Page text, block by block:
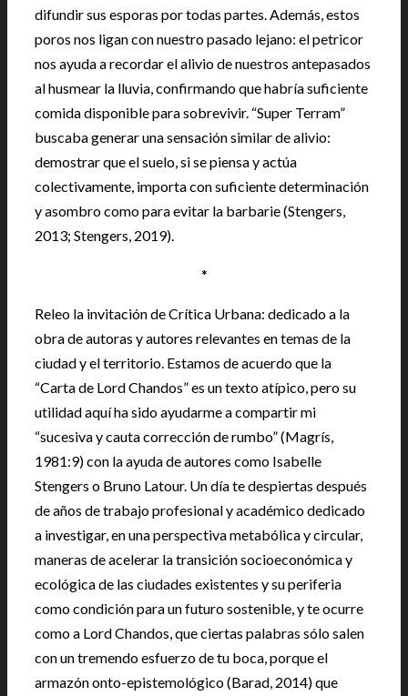
difundir sus esporas por todas partes. Además, estos
poros nos ligan con nuestro pasado lejano: el petricor
nos ayuda a recordar el alivio de nuestros antepasados
al husmear la lluvia, confirmando que habría suficiente
comida disponible para sobrevivir. “Super Terram”
buscaba generar una sensación similar de alivio:
demostrar que el suelo, si se piensa y actúa
colectivamente, importa con suficiente determinación
y asombro como para evitar la barbarie (Stengers,
2013; Stengers, 2019).
*
Releo la invitación de Crítica Urbana: dedicado a la
obra de autoras y autores relevantes en temas de la
ciudad y el territorio. Estamos de acuerdo que la
“Carta de Lord Chandos” es un texto atípico, pero su
utilidad aquí ha sido ayudarme a compartir mi
“sucesiva y cauta corrección de rumbo” (Magrís,
1981:9) con la ayuda de autores como Isabelle
Stengers o Bruno Latour. Un día te despiertas después
de años de trabajo profesional y académico dedicado
a investigar, en una perspectiva metabólica y circular,
maneras de acelerar la transición socioeconómica y
ecológica de las ciudades existentes y su periferia
como condición para un futuro sostenible, y te ocurre
como a Lord Chandos, que ciertas palabras sólo salen
con un tremendo esfuerzo de tu boca, porque el
armazón onto-epistemológico (Barad, 2014) que